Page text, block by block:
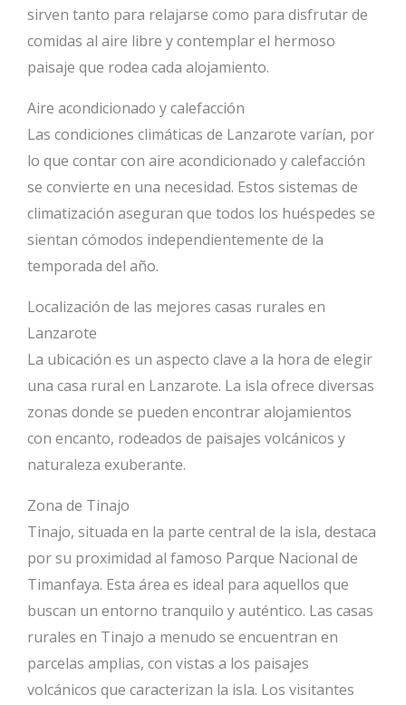
sirven tanto para relajarse como para disfrutar de
comidas al aire libre y contemplar el hermoso
paisaje que rodea cada alojamiento.
Aire acondicionado y calefacción
Las condiciones climáticas de Lanzarote varían, por
lo que contar con aire acondicionado y calefacción
se convierte en una necesidad. Estos sistemas de
climatización aseguran que todos los huéspedes se
sientan cómodos independientemente de la
temporada del año.
Localización de las mejores casas rurales en
Lanzarote
La ubicación es un aspecto clave a la hora de elegir
una casa rural en Lanzarote. La isla ofrece diversas
zonas donde se pueden encontrar alojamientos
con encanto, rodeados de paisajes volcánicos y
naturaleza exuberante.
Zona de Tinajo
Tinajo, situada en la parte central de la isla, destaca
por su proximidad al famoso Parque Nacional de
Timanfaya. Esta área es ideal para aquellos que
buscan un entorno tranquilo y auténtico. Las casas
rurales en Tinajo a menudo se encuentran en
parcelas amplias, con vistas a los paisajes
volcánicos que caracterizan la isla. Los visitantes